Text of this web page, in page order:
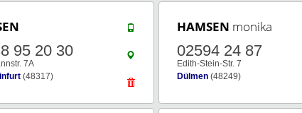
95 20 30
7A
(48317)
HAMSEN monika
02594 24 87
Edith-Stein-Str. 7
Dülmen (48249)